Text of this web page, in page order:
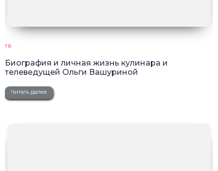
ТВ
Биография и личная жизнь кулинара и
телеведущей Ольги Вашуриной
Читать далее